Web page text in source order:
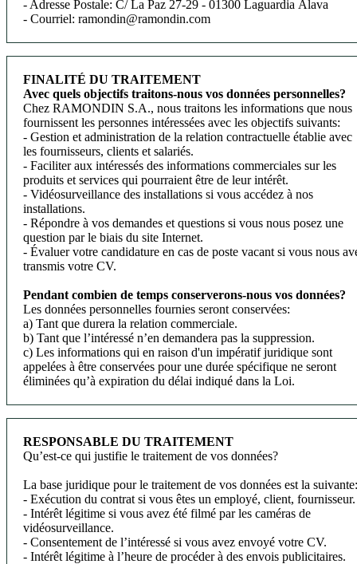
- Adresse Postale: C/ La Paz 27-29 - 01300 Laguardia Álava
- Courriel: ramondin@ramondin.com
FINALITÉ DU TRAITEMENT
Avec quels objectifs traitons-nous vos données personnelles?
Chez RAMONDIN S.A., nous traitons les informations que nous
fournissent les personnes intéressées avec les objectifs suivants:
- Gestion et administration de la relation contractuelle établie avec
les fournisseurs, clients et salariés.
- Faciliter aux intéressés des informations commerciales sur les
produits et services qui pourraient être de leur intérêt.
- Vidéosurveillance des installations si vous accédez à nos
installations.
- Répondre à vos demandes et questions si vous nous posez une
question par le biais du site Internet.
- Évaluer votre candidature en cas de poste vacant si vous nous
transmis votre CV.
Pendant combien de temps conserverons-nous vos données?
Les données personnelles fournies seront conservées:
a) Tant que durera la relation commerciale.
b) Tant que l’intéressé n’en demandera pas la suppression.
c) Les informations qui en raison d'un impératif juridique sont
appelées à être conservées pour une durée spécifique ne seront
éliminées qu’à expiration du délai indiqué dans la Loi.
RESPONSABLE DU TRAITEMENT
Qu’est-ce qui justifie le traitement de vos données?
La base juridique pour le traitement de vos données est la suivante:
- Exécution du contrat si vous êtes un employé, client, fournisseur.
- Intérêt légitime si vous avez été filmé par les caméras de
vidéosurveillance.
- Consentement de l’intéressé si vous avez envoyé votre CV.
- Intérêt légitime à l’heure de procéder à des envois publicitaires.